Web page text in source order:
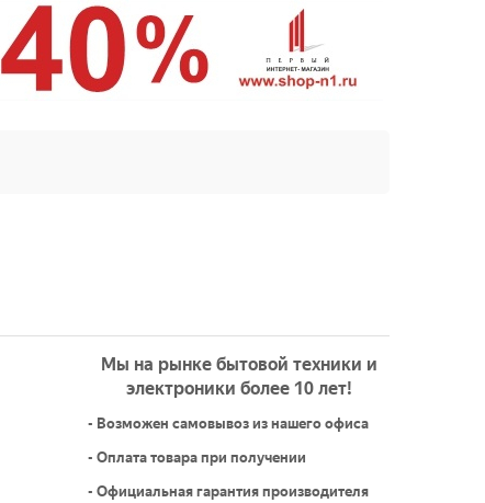
Мы на рынке бытовой техники и
электроники более 10 лет!
- Возможен самовывоз из нашего офиса
- Оплата товара при получении
- Официальная гарантия производителя